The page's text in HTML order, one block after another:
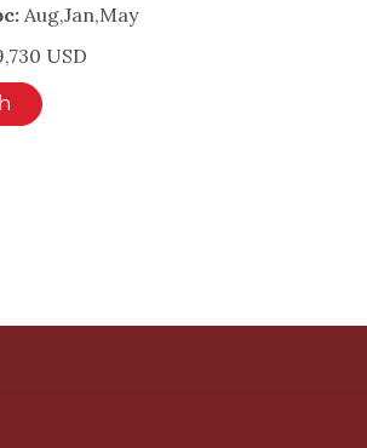
Aug,Jan,May
USD